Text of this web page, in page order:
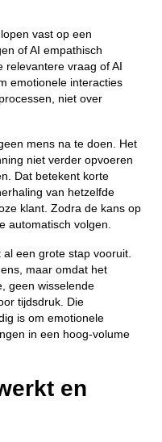
vast op een
of AI empathisch
relevantere vraag of AI
emotionele interacties
niet over
mens na te doen. Het
niet verder opvoeren
Dat betekent korte
van hetzelfde
klant. Zodra de kans op
automatisch volgen.
een grote stap vooruit.
maar omdat het
geen wisselende
tijdsdruk. Die
is om emotionele
in een hoog-volume
en